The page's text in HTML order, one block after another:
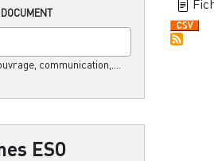
communication,....
ESO